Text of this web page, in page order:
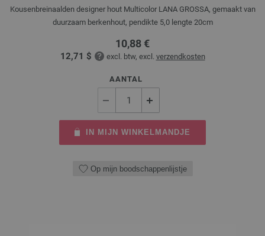
Kousenbreinaalden designer hout Multicolor LANA GROSSA, gemaakt van
duurzaam berkenhout, pendikte 5,0 lengte 20cm
10,88 €
12,71 $ excl. btw, excl. verzendkosten
AANTAL
IN MIJN WINKELMANDJE
Op mijn boodschappenlijstje